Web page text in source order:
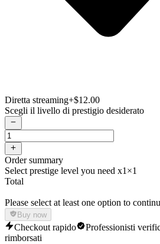
Diretta streaming+$12.00
Scegli il livello di prestigio desiderato
Order summary
Select prestige level you need x1 ×1
Total
Please select at least one option to
Buy now
Checkout rapido Professionisti
rimborsati